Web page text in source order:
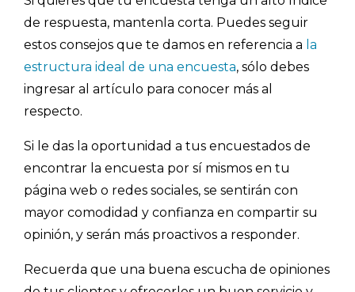
de respuesta, mantenla corta. Puedes seguir
estos consejos que te damos en referencia a la
estructura ideal de una encuesta, sólo debes
ingresar al artículo para conocer más al
respecto.
Si le das la oportunidad a tus encuestados de
encontrar la encuesta por sí mismos en tu
página web o redes sociales, se sentirán con
mayor comodidad y confianza en compartir su
opinión, y serán más proactivos a responder.
Recuerda que una buena escucha de opiniones